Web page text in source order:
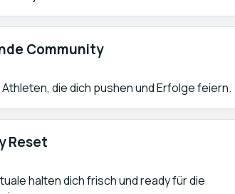
Community
die dich pushen und Erfolge feiern.
Reset
halten dich frisch und ready für die